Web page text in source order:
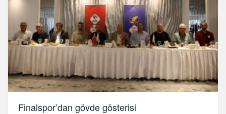
Finalspor’dan gövde gösterisi